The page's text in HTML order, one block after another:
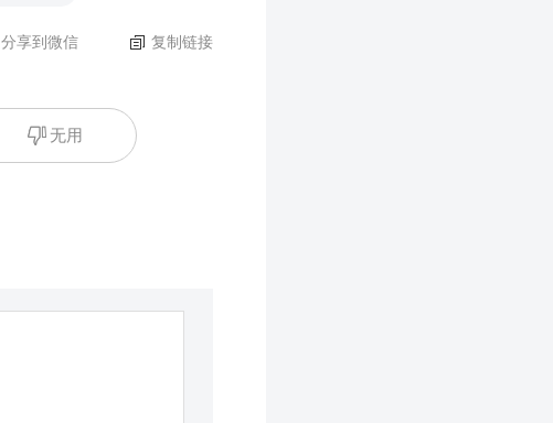
复制链接
分享到微信
无用